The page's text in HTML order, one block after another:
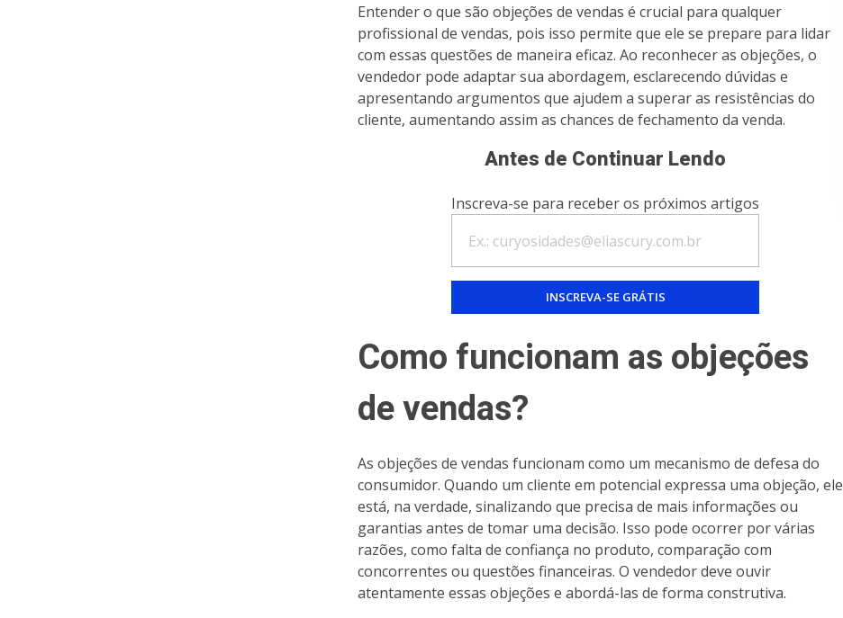
Entender o que são objeções de vendas é crucial para qualquer
profissional de vendas, pois isso permite que ele se prepare para lidar
com essas questões de maneira eficaz. Ao reconhecer as objeções, o
vendedor pode adaptar sua abordagem, esclarecendo dúvidas e
apresentando argumentos que ajudem a superar as resistências do
cliente, aumentando assim as chances de fechamento da venda.
Antes de Continuar Lendo
Inscreva-se para receber os próximos artigos
Como funcionam as objeções
de vendas?
As objeções de vendas funcionam como um mecanismo de defesa do
consumidor. Quando um cliente em potencial expressa uma objeção, ele
está, na verdade, sinalizando que precisa de mais informações ou
garantias antes de tomar uma decisão. Isso pode ocorrer por várias
razões, como falta de confiança no produto, comparação com
concorrentes ou questões financeiras. O vendedor deve ouvir
atentamente essas objeções e abordá-las de forma construtiva.